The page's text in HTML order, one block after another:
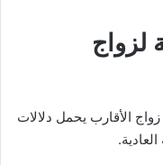
لزواج
زواج الأقارب يحمل دلالات